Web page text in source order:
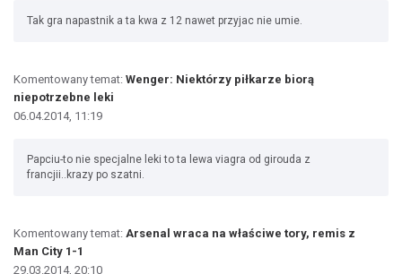
Tak gra napastnik a ta kwa z 12 nawet przyjac nie umie.
Komentowany temat: Wenger: Niektórzy piłkarze biorą
niepotrzebne leki
06.04.2014, 11:19
Papciu-to nie specjalne leki to ta lewa viagra od girouda z
francjii..krazy po szatni.
Komentowany temat: Arsenal wraca na właściwe tory, remis z
Man City 1-1
29.03.2014, 20:10